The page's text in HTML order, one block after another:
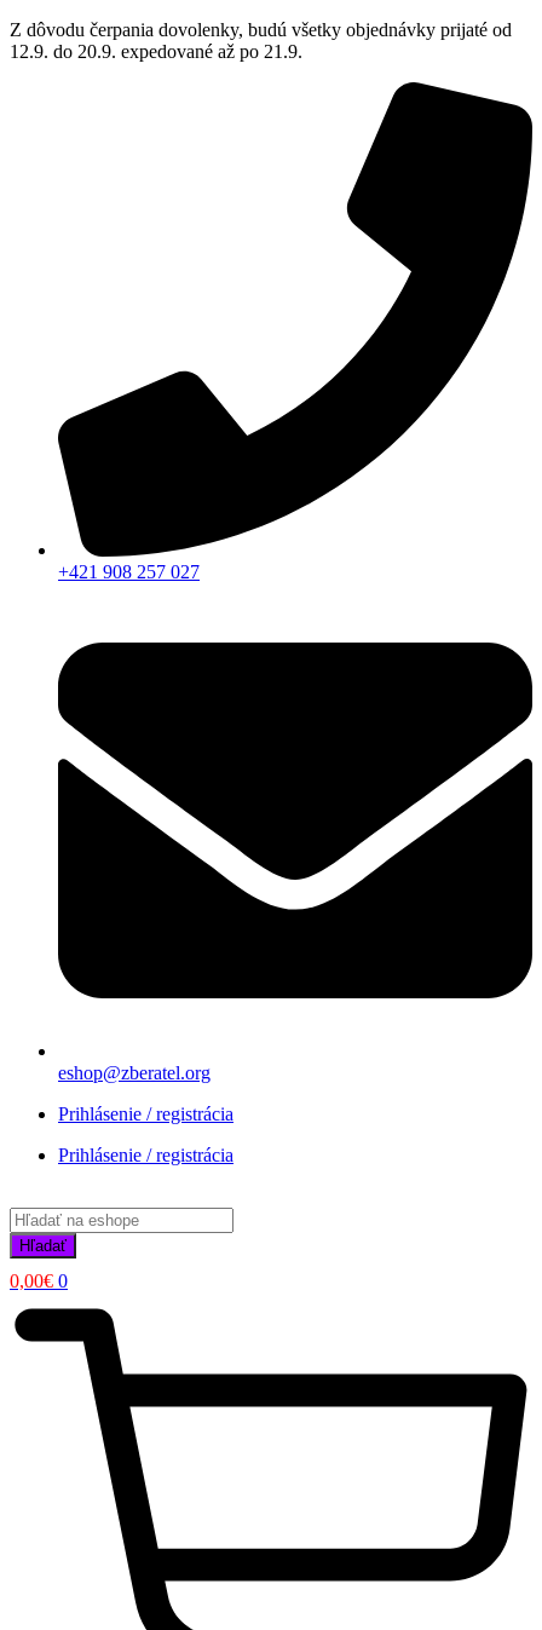
Z dôvodu čerpania dovolenky, budú všetky objednávky prijaté od
12.9. do 20.9. expedované až po 21.9.
+421 908 257 027
eshop@zberatel.org
Prihlásenie / registrácia
Prihlásenie / registrácia
Products
search
Hľadať
0,00€ 0